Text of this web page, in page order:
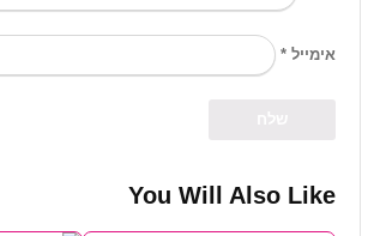
אימייל *
You Will Also Like